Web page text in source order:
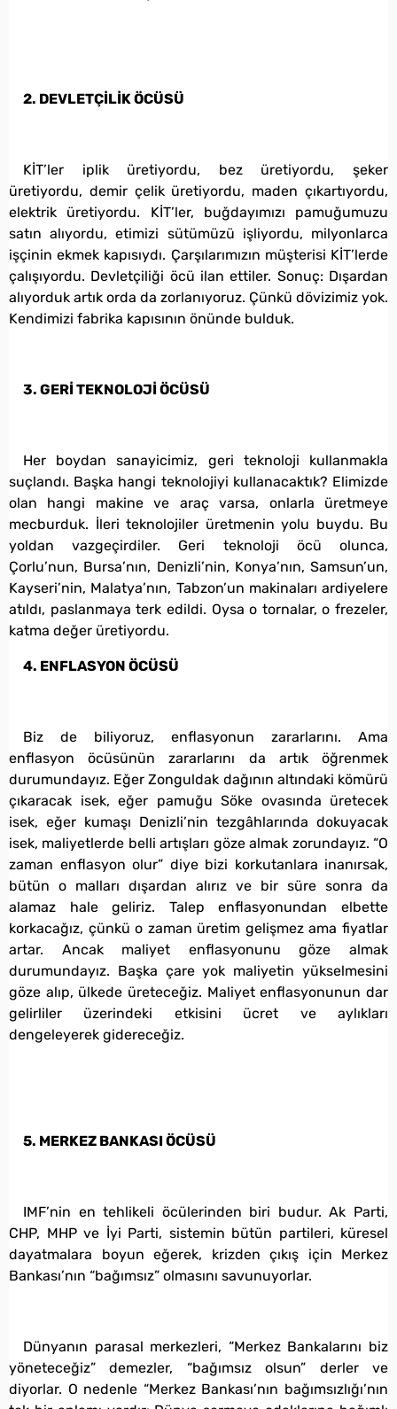
2. DEVLETÇİLİK ÖCÜSÜ
KİT’ler iplik üretiyordu, bez üretiyordu, şeker
üretiyordu, demir çelik üretiyordu, maden çıkartıyordu,
elektrik üretiyordu. KİT’ler, buğdayımızı pamuğumuzu
satın alıyordu, etimizi sütümüzü işliyordu, milyonlarca
işçinin ekmek kapısıydı. Çarşılarımızın müşterisi KİT’lerde
çalışıyordu. Devletçiliği öcü ilan ettiler. Sonuç: Dışardan
alıyorduk artık orda da zorlanıyoruz. Çünkü dövizimiz yok.
Kendimizi fabrika kapısının önünde bulduk.
3. GERİ TEKNOLOJİ ÖCÜSÜ
Her boydan sanayicimiz, geri teknoloji kullanmakla
suçlandı. Başka hangi teknolojiyi kullanacaktık? Elimizde
olan hangi makine ve araç varsa, onlarla üretmeye
mecburduk. İleri teknolojiler üretmenin yolu buydu. Bu
yoldan vazgeçirdiler. Geri teknoloji öcü olunca,
Çorlu’nun, Bursa’nın, Denizli’nin, Konya’nın, Samsun’un,
Kayseri’nin, Malatya’nın, Tabzon’un makinaları ardiyelere
atıldı, paslanmaya terk edildi. Oysa o tornalar, o frezeler,
katma değer üretiyordu.
4. ENFLASYON ÖCÜSÜ
Biz de biliyoruz, enflasyonun zararlarını. Ama
enflasyon öcüsünün zararlarını da artık öğrenmek
durumundayız. Eğer Zonguldak dağının altındaki kömürü
çıkaracak isek, eğer pamuğu Söke ovasında üretecek
isek, eğer kumaşı Denizli’nin tezgâhlarında dokuyacak
isek, maliyetlerde belli artışları göze almak zorundayız. “O
zaman enflasyon olur” diye bizi korkutanlara inanırsak,
bütün o malları dışardan alırız ve bir süre sonra da
alamaz hale geliriz. Talep enflasyonundan elbette
korkacağız, çünkü o zaman üretim gelişmez ama fiyatlar
artar. Ancak maliyet enflasyonunu göze almak
durumundayız. Başka çare yok maliyetin yükselmesini
göze alıp, ülkede üreteceğiz. Maliyet enflasyonunun dar
gelirliler üzerindeki etkisini ücret ve aylıkları
dengeleyerek gidereceğiz.
5. MERKEZ BANKASI ÖCÜSÜ
IMF’nin en tehlikeli öcülerinden biri budur. Ak Parti,
CHP, MHP ve İyi Parti, sistemin bütün partileri, küresel
dayatmalara boyun eğerek, krizden çıkış için Merkez
Bankası’nın “bağımsız” olmasını savunuyorlar.
Dünyanın parasal merkezleri, “Merkez Bankalarını biz
yöneteceğiz” demezler, “bağımsız olsun” derler ve
diyorlar. O nedenle “Merkez Bankası’nın bağımsızlığı’nın